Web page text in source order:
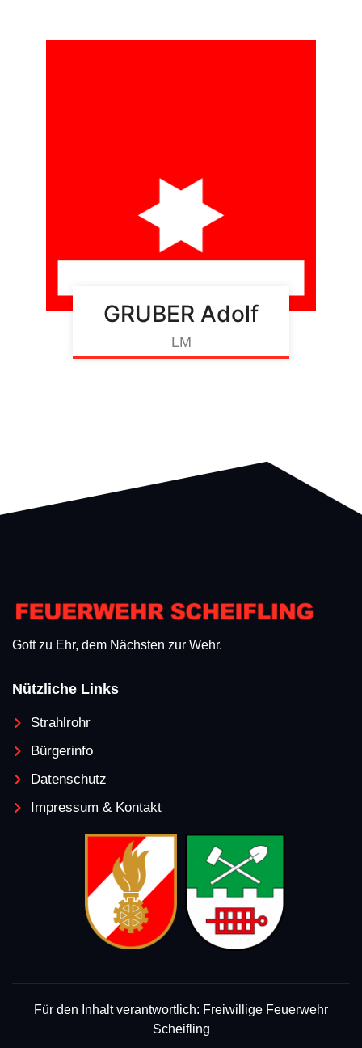
GRUBER Adolf
LM
Gott zu Ehr, dem Nächsten zur Wehr.
Nützliche Links
Strahlrohr
Bürgerinfo
Datenschutz
Impressum & Kontakt
Für den Inhalt verantwortlich: Freiwillige Feuerwehr
Scheifling